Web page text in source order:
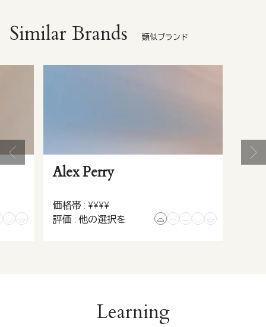
Similar Brands 類似ブランド
Alex Perry
価格帯 : ¥¥¥¥
評価 : 他の選択を
Learning